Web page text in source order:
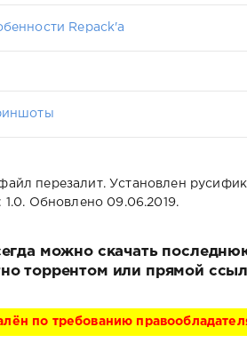
Repack'a
перезалит. Установлен
1.0. Обновлено 09.06.2019.
можно скачать
торрентом или прямой
по требованию